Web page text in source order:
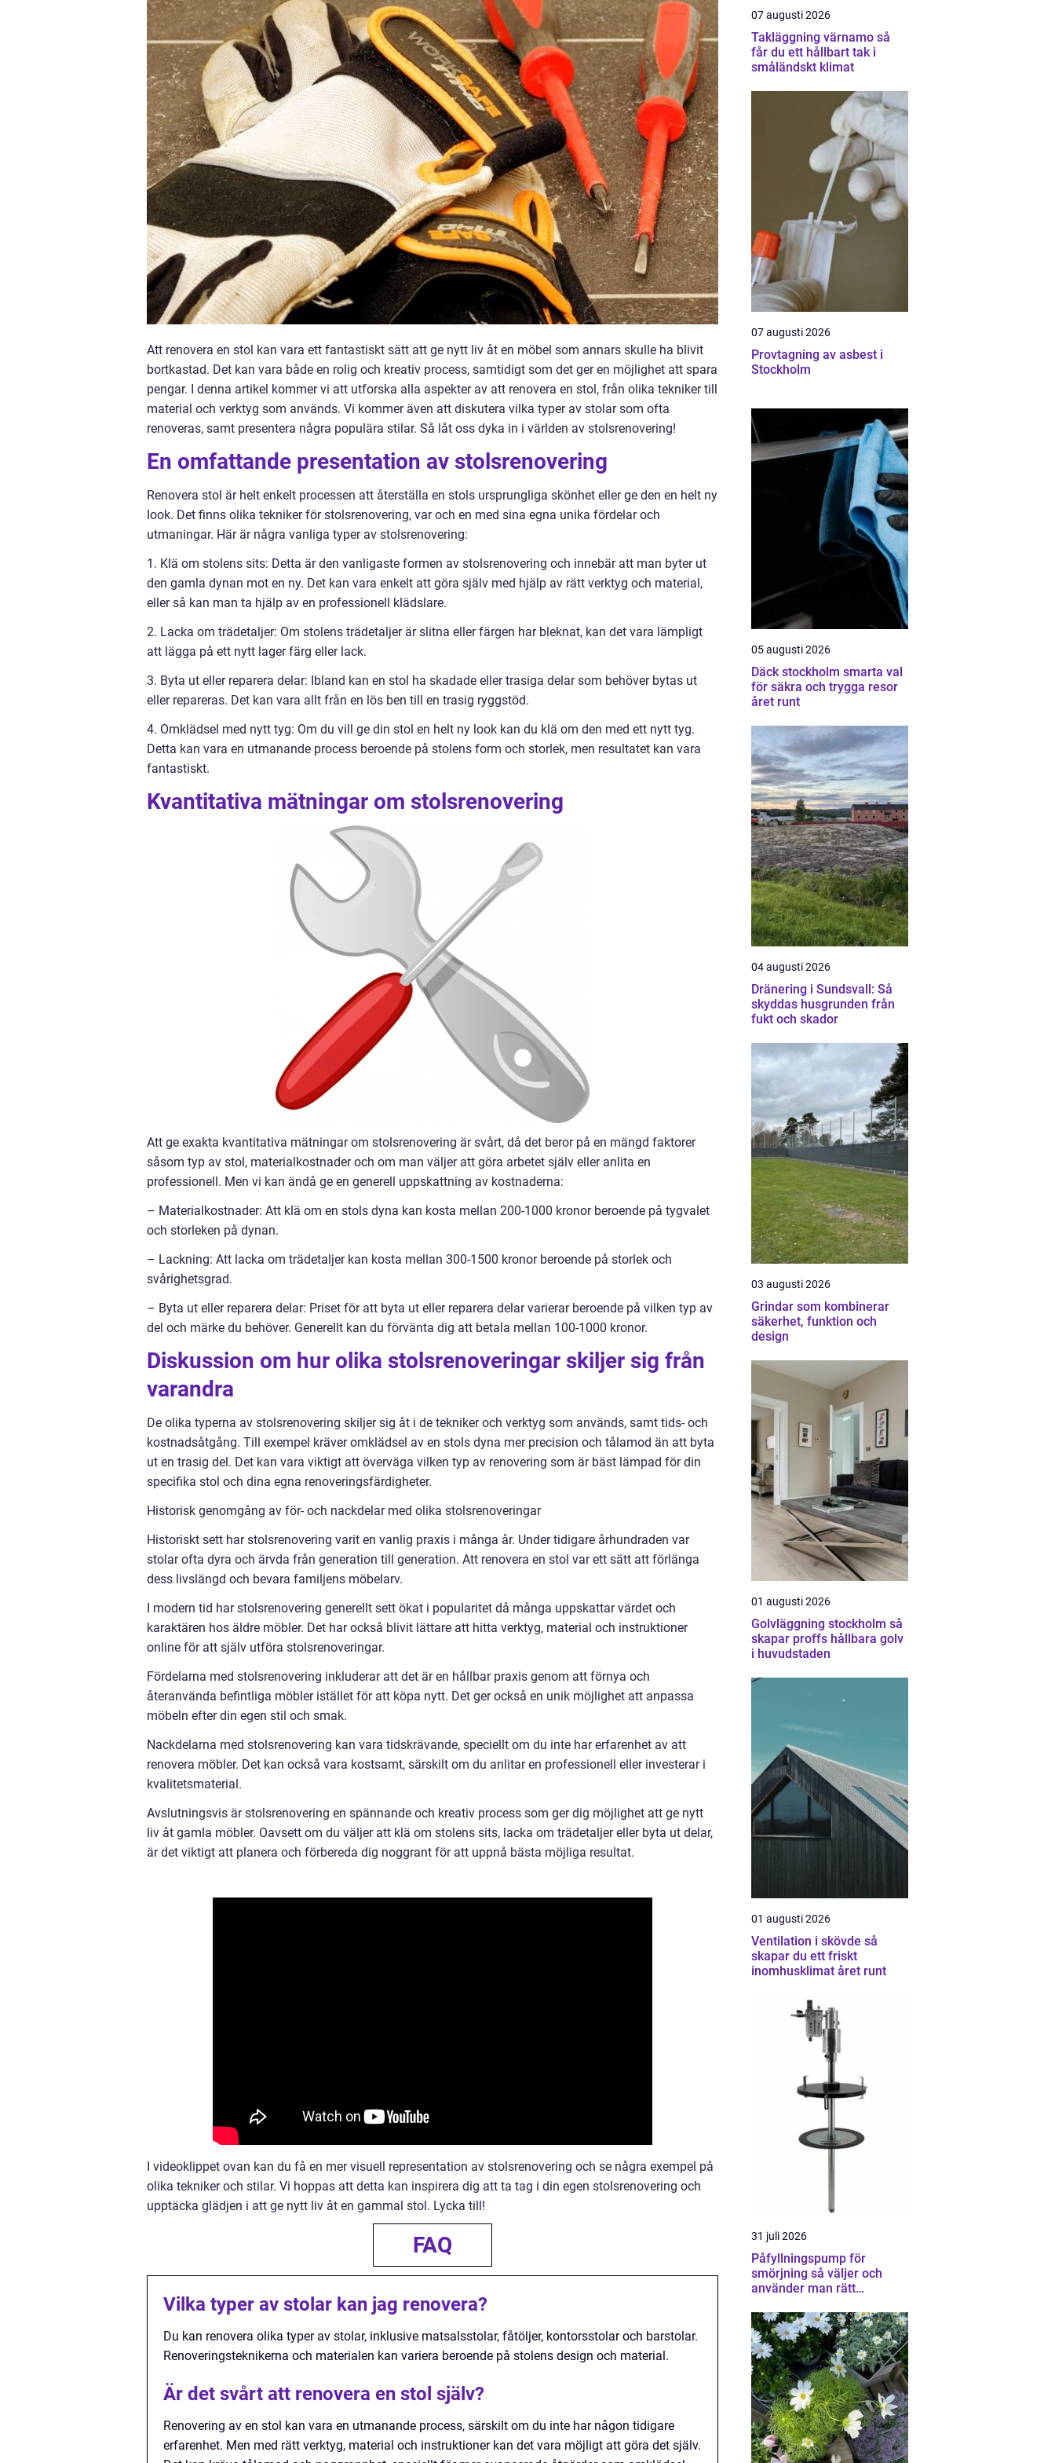
Att renovera en stol kan vara ett fantastiskt sätt att ge nytt liv åt en möbel som annars skulle ha blivit
bortkastad. Det kan vara både en rolig och kreativ process, samtidigt som det ger en möjlighet att spara
pengar. I denna artikel kommer vi att utforska alla aspekter av att renovera en stol, från olika tekniker till
material och verktyg som används. Vi kommer även att diskutera vilka typer av stolar som ofta
renoveras, samt presentera några populära stilar. Så låt oss dyka in i världen av stolsrenovering!
En omfattande presentation av stolsrenovering
Renovera stol är helt enkelt processen att återställa en stols ursprungliga skönhet eller ge den en helt ny
look. Det finns olika tekniker för stolsrenovering, var och en med sina egna unika fördelar och
utmaningar. Här är några vanliga typer av stolsrenovering:
1. Klä om stolens sits: Detta är den vanligaste formen av stolsrenovering och innebär att man byter ut
den gamla dynan mot en ny. Det kan vara enkelt att göra själv med hjälp av rätt verktyg och material,
eller så kan man ta hjälp av en professionell klädslare.
2. Lacka om trädetaljer: Om stolens trädetaljer är slitna eller färgen har bleknat, kan det vara lämpligt
att lägga på ett nytt lager färg eller lack.
3. Byta ut eller reparera delar: Ibland kan en stol ha skadade eller trasiga delar som behöver bytas ut
eller repareras. Det kan vara allt från en lös ben till en trasig ryggstöd.
4. Omklädsel med nytt tyg: Om du vill ge din stol en helt ny look kan du klä om den med ett nytt tyg.
Detta kan vara en utmanande process beroende på stolens form och storlek, men resultatet kan vara
fantastiskt.
Kvantitativa mätningar om stolsrenovering
Att ge exakta kvantitativa mätningar om stolsrenovering är svårt, då det beror på en mängd faktorer
såsom typ av stol, materialkostnader och om man väljer att göra arbetet själv eller anlita en
professionell. Men vi kan ändå ge en generell uppskattning av kostnaderna:
– Materialkostnader: Att klä om en stols dyna kan kosta mellan 200-1000 kronor beroende på tygvalet
och storleken på dynan.
– Lackning: Att lacka om trädetaljer kan kosta mellan 300-1500 kronor beroende på storlek och
svårighetsgrad.
– Byta ut eller reparera delar: Priset för att byta ut eller reparera delar varierar beroende på vilken typ av
del och märke du behöver. Generellt kan du förvänta dig att betala mellan 100-1000 kronor.
Diskussion om hur olika stolsrenoveringar skiljer sig från
varandra
De olika typerna av stolsrenovering skiljer sig åt i de tekniker och verktyg som används, samt tids- och
kostnadsåtgång. Till exempel kräver omklädsel av en stols dyna mer precision och tålamod än att byta
ut en trasig del. Det kan vara viktigt att överväga vilken typ av renovering som är bäst lämpad för din
specifika stol och dina egna renoveringsfärdigheter.
Historisk genomgång av för- och nackdelar med olika stolsrenoveringar
Historiskt sett har stolsrenovering varit en vanlig praxis i många år. Under tidigare århundraden var
stolar ofta dyra och ärvda från generation till generation. Att renovera en stol var ett sätt att förlänga
dess livslängd och bevara familjens möbelarv.
I modern tid har stolsrenovering generellt sett ökat i popularitet då många uppskattar värdet och
karaktären hos äldre möbler. Det har också blivit lättare att hitta verktyg, material och instruktioner
online för att själv utföra stolsrenoveringar.
Fördelarna med stolsrenovering inkluderar att det är en hållbar praxis genom att förnya och
återanvända befintliga möbler istället för att köpa nytt. Det ger också en unik möjlighet att anpassa
möbeln efter din egen stil och smak.
Nackdelarna med stolsrenovering kan vara tidskrävande, speciellt om du inte har erfarenhet av att
renovera möbler. Det kan också vara kostsamt, särskilt om du anlitar en professionell eller investerar i
kvalitetsmaterial.
Avslutningsvis är stolsrenovering en spännande och kreativ process som ger dig möjlighet att ge nytt
liv åt gamla möbler. Oavsett om du väljer att klä om stolens sits, lacka om trädetaljer eller byta ut delar,
är det viktigt att planera och förbereda dig noggrant för att uppnå bästa möjliga resultat.
I videoklippet ovan kan du få en mer visuell representation av stolsrenovering och se några exempel på
olika tekniker och stilar. Vi hoppas att detta kan inspirera dig att ta tag i din egen stolsrenovering och
upptäcka glädjen i att ge nytt liv åt en gammal stol. Lycka till!
FAQ
Vilka typer av stolar kan jag renovera?
Du kan renovera olika typer av stolar, inklusive matsalsstolar, fåtöljer, kontorsstolar och barstolar.
Renoveringsteknikerna och materialen kan variera beroende på stolens design och material.
Är det svårt att renovera en stol själv?
Renovering av en stol kan vara en utmanande process, särskilt om du inte har någon tidigare
erfarenhet. Men med rätt verktyg, material och instruktioner kan det vara möjligt att göra det själv.
07 augusti 2026
Takläggning värnamo så
får du ett hållbart tak i
småländskt klimat
07 augusti 2026
Provtagning av asbest i
Stockholm
05 augusti 2026
Däck stockholm smarta val
för säkra och trygga resor
året runt
04 augusti 2026
Dränering i Sundsvall: Så
skyddas husgrunden från
fukt och skador
03 augusti 2026
Grindar som kombinerar
säkerhet, funktion och
design
01 augusti 2026
Golvläggning stockholm så
skapar proffs hållbara golv
i huvudstaden
01 augusti 2026
Ventilation i skövde så
skapar du ett friskt
inomhusklimat året runt
31 juli 2026
Påfyllningspump för
smörjning så väljer och
använder man rätt